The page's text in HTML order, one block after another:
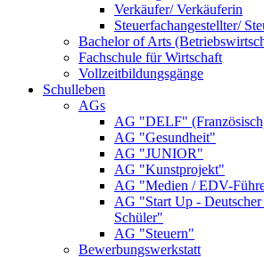
Verkäufer/ Verkäuferin
Steuerfachangestellter/
Bachelor of Arts
Fachschule für Wirtschaft
Vollzeitbildungsgänge
Schulleben
AGs
AG "DELF"
AG "Gesundheit"
AG "JUNIOR"
AG "Kunstprojekt"
AG "Medien / EDV-
AG "Start Up -
Schüler"
AG "Steuern"
Bewerbungswerkstatt